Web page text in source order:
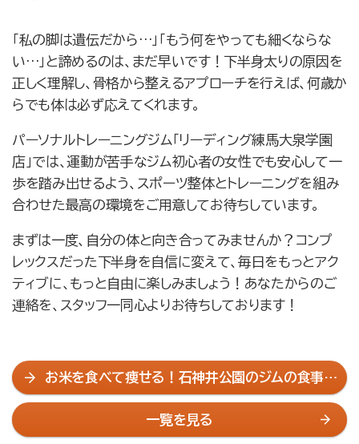
「私の脚は遺伝だから…」「もう何をやっても細くならな
い…」と諦めるのは、まだ早いです！下半身太りの原因を
正しく理解し、骨格から整えるアプローチを行えば、何歳か
らでも体は必ず応えてくれます。
パーソナルトレーニングジム「リーディング練馬大泉学園
店」では、運動が苦手なジム初心者の女性でも安心して一
歩を踏み出せるよう、スポーツ整体とトレーニングを組み
合わせた最高の環境をご用意してお待ちしています。
まずは一度、自分の体と向き合ってみませんか？コンプ
レックスだった下半身を自信に変えて、毎日をもっとアク
ティブに、もっと自由に楽しみましょう！あなたからのご
連絡を、スタッフ一同心よりお待ちしております！
お米を食べて痩せる！石神井公園のジムの食事指
導でダイエット
一覧を見る